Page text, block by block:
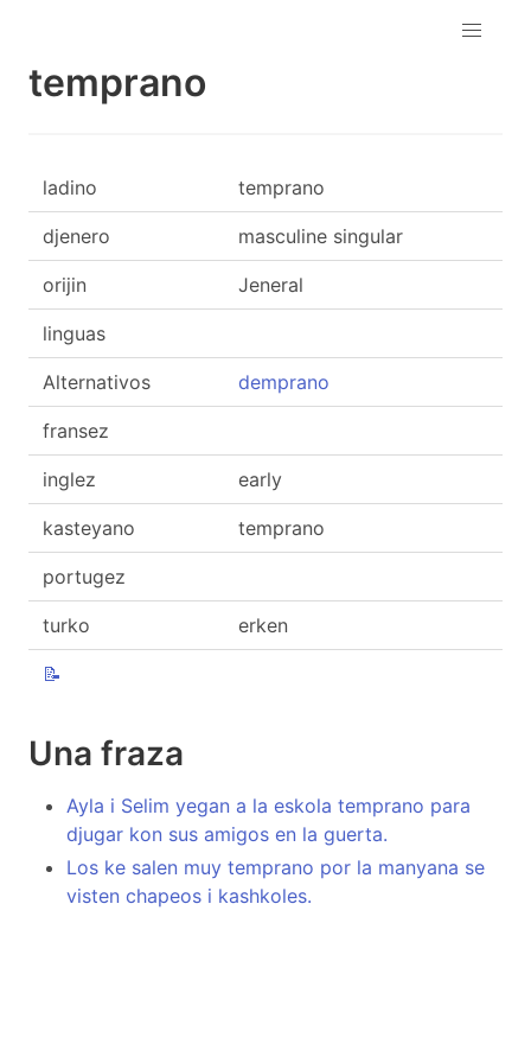
temprano
ladino temprano
djenero masculine singular
orijin Jeneral
linguas
Alternativos demprano
fransez
inglez early
kasteyano temprano
portugez
turko erken
📝
Una fraza
Ayla i Selim yegan a la eskola temprano para
djugar kon sus amigos en la guerta.
Los ke salen muy temprano por la manyana se
visten chapeos i kashkoles.